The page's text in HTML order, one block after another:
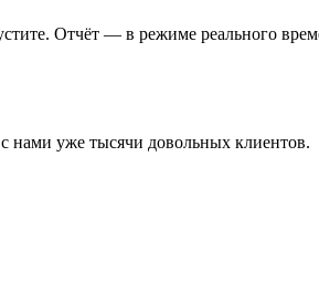
Отчёт — в режиме реального
нами уже тысячи довольных клиентов.